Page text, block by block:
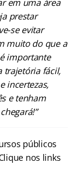
em uma área
prestar
se evitar
muito do que a
importante
trajetória fácil,
incertezas,
e tenham
públicos
nos links